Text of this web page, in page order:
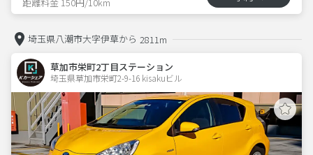
埼玉県八潮市大字伊草から 2811m
草加市栄町2丁目ステーション
埼玉県草加市栄町2-9-16 kisakuビル